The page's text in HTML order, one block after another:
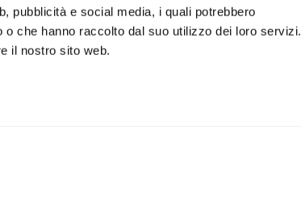
pubblicità e social media, i quali potrebbero
che hanno raccolto dal suo utilizzo dei loro servizi.
il nostro sito web.